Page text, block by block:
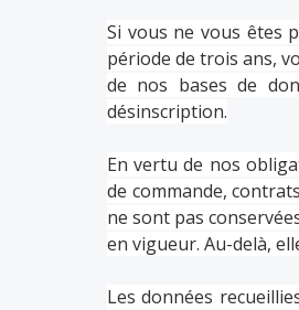
Si vous ne vous êtes
période de trois ans,
de nos bases de
désinscription.
En vertu de nos
de commande,
ne sont pas
en vigueur. Au-delà,
Les données